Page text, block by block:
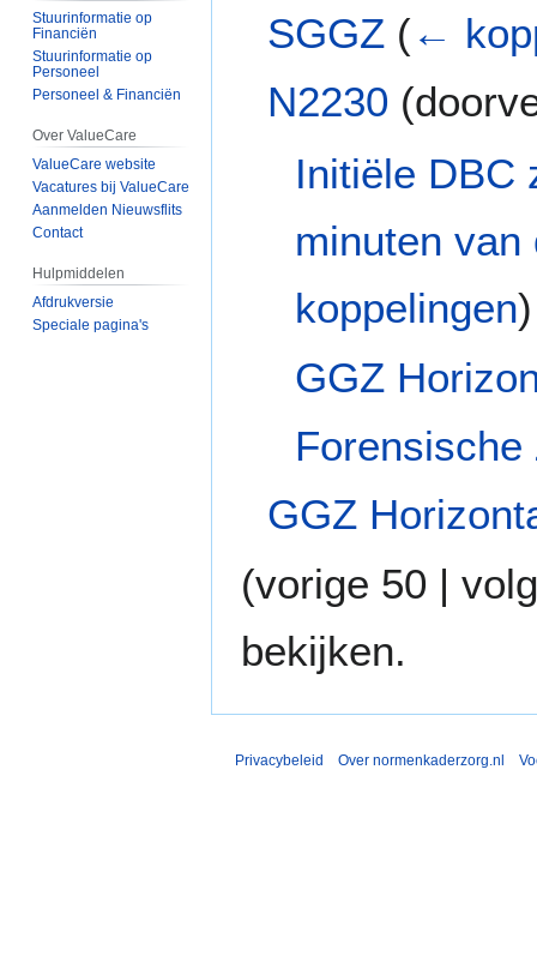
SGGZ (←
N2230
Initiële DBC
minuten van
koppelingen)
GGZ
Forensische
GGZ
(vorige 50 |
bekijken.
Stuurinformatie op
Financiën
Stuurinformatie op
Personeel
Personeel & Financiën
Over ValueCare
ValueCare website
Vacatures bij ValueCare
Aanmelden Nieuwsflits
Contact
Hulpmiddelen
Afdrukversie
Speciale pagina's
Privacybeleid Over normenkaderzorg.nl